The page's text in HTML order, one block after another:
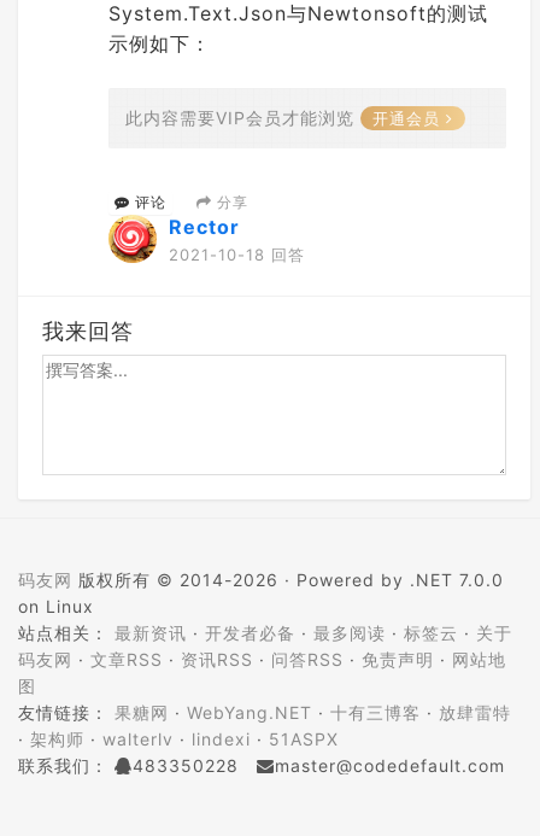
System.Text.Json与Newtonsoft的测试
示例如下：
此内容需要VIP会员才能浏览 开通会员
评论 分享
Rector
2021-10-18 回答
我来回答
码友网 版权所有 © 2014-2026 · Powered by .NET 7.0.0
on Linux
站点相关： 最新资讯 · 开发者必备 · 最多阅读 · 标签云 · 关于
码友网 · 文章RSS · 资讯RSS · 问答RSS · 免责声明 · 网站地
图
友情链接： 果糖网 · WebYang.NET · 十有三博客 · 放肆雷特
· 架构师 · walterlv · lindexi · 51ASPX
联系我们：
483350228
master@codedefault.com